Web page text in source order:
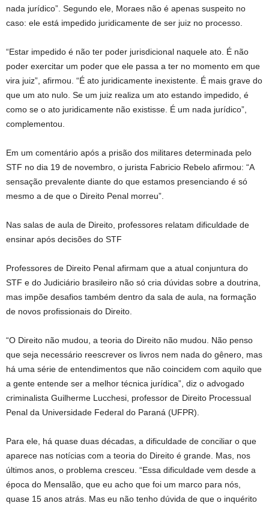
nada jurídico”. Segundo ele, Moraes não é apenas suspeito no
caso: ele está impedido juridicamente de ser juiz no processo.
“Estar impedido é não ter poder jurisdicional naquele ato. É não
poder exercitar um poder que ele passa a ter no momento em que
vira juiz”, afirmou. “É ato juridicamente inexistente. É mais grave do
que um ato nulo. Se um juiz realiza um ato estando impedido, é
como se o ato juridicamente não existisse. É um nada jurídico”,
complementou.
Em um comentário após a prisão dos militares determinada pelo
STF no dia 19 de novembro, o jurista Fabricio Rebelo afirmou: “A
sensação prevalente diante do que estamos presenciando é só
mesmo a de que o Direito Penal morreu”.
Nas salas de aula de Direito, professores relatam dificuldade de
ensinar após decisões do STF
Professores de Direito Penal afirmam que a atual conjuntura do
STF e do Judiciário brasileiro não só cria dúvidas sobre a doutrina,
mas impõe desafios também dentro da sala de aula, na formação
de novos profissionais do Direito.
“O Direito não mudou, a teoria do Direito não mudou. Não penso
que seja necessário reescrever os livros nem nada do gênero, mas
há uma série de entendimentos que não coincidem com aquilo que
a gente entende ser a melhor técnica jurídica”, diz o advogado
criminalista Guilherme Lucchesi, professor de Direito Processual
Penal da Universidade Federal do Paraná (UFPR).
Para ele, há quase duas décadas, a dificuldade de conciliar o que
aparece nas notícias com a teoria do Direito é grande. Mas, nos
últimos anos, o problema cresceu. “Essa dificuldade vem desde a
época do Mensalão, que eu acho que foi um marco para nós,
quase 15 anos atrás. Mas eu não tenho dúvida de que o inquérito